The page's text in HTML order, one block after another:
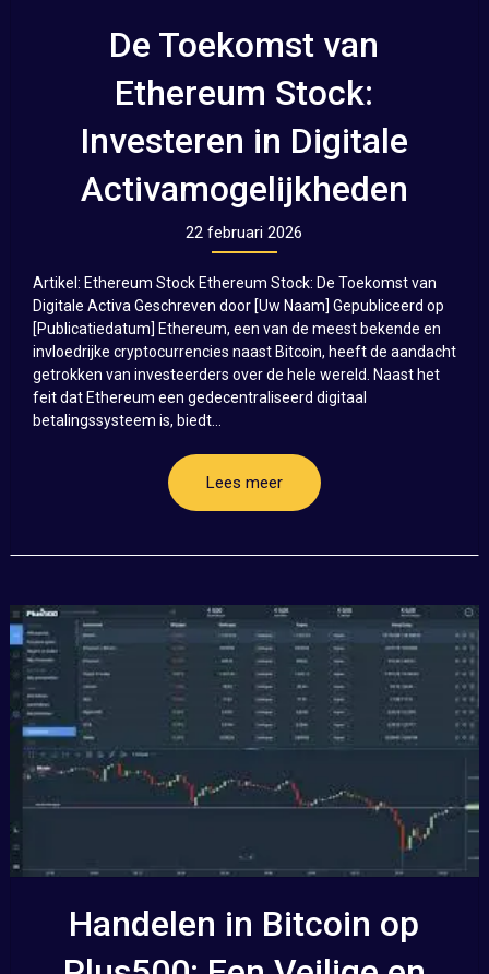
De Toekomst van
Ethereum Stock:
Investeren in Digitale
Activamogelijkheden
22 februari 2026
Artikel: Ethereum Stock Ethereum Stock: De Toekomst van
Digitale Activa Geschreven door [Uw Naam] Gepubliceerd op
[Publicatiedatum] Ethereum, een van de meest bekende en
invloedrijke cryptocurrencies naast Bitcoin, heeft de aandacht
getrokken van investeerders over de hele wereld. Naast het
feit dat Ethereum een gedecentraliseerd digitaal
betalingssysteem is, biedt...
Lees meer
Handelen in Bitcoin op